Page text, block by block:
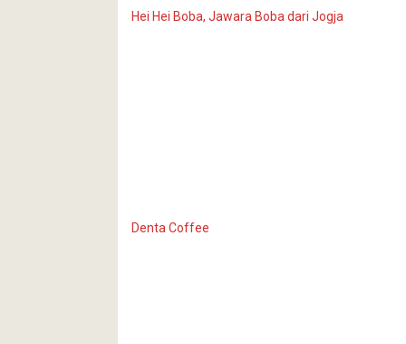
Hei Hei Boba, Jawara Boba dari Jogja
Denta Coffee